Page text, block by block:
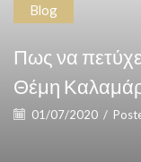
Blog
Πως να
Θέμη
01/07/2020 /